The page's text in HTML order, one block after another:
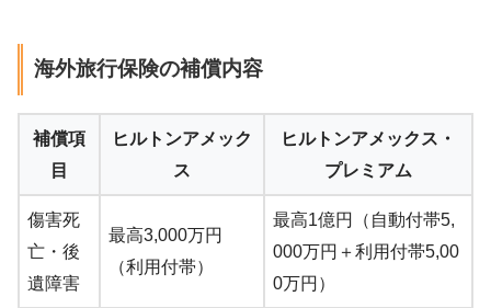
海外旅行保険の補償内容
補償項
目
ヒルトンアメック
ス
ヒルトンアメックス・
プレミアム
傷害死
亡・後
遺障害
最高3,000万円
（利用付帯）
最高1億円（自動付帯5,
000万円＋利用付帯5,00
0万円）